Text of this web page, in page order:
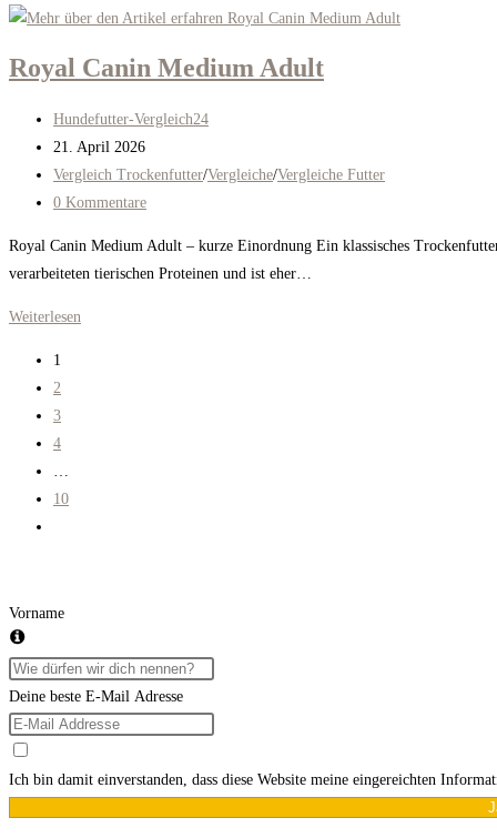
Nature
Dark
2026
Royal Canin Medium Adult
Beitrags-
Autor:
Hundefutter-Vergleich24
Beitrag
veröffentlicht:
21. April 2026
Beitrags-
Kategorie:
Vergleich Trockenfutter/Vergleiche/Vergleiche Futter
Beitrags-
0 Kommentare
Royal Canin Medium Adult – kurze Einordnung Ein klassisches
verarbeiteten tierischen Proteinen und ist eher…
Weiterlesen
1
2
3
4
10
Vorname
Deine beste E-Mail Adresse
Ich bin damit einverstanden, dass diese Website meine eingereichten